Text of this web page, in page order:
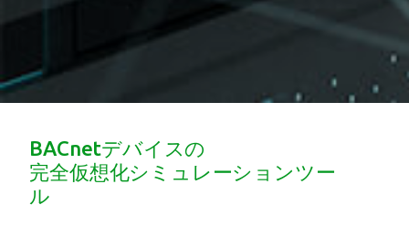
BACnetデバイスの
完全仮想化シミュレーションツー
ル